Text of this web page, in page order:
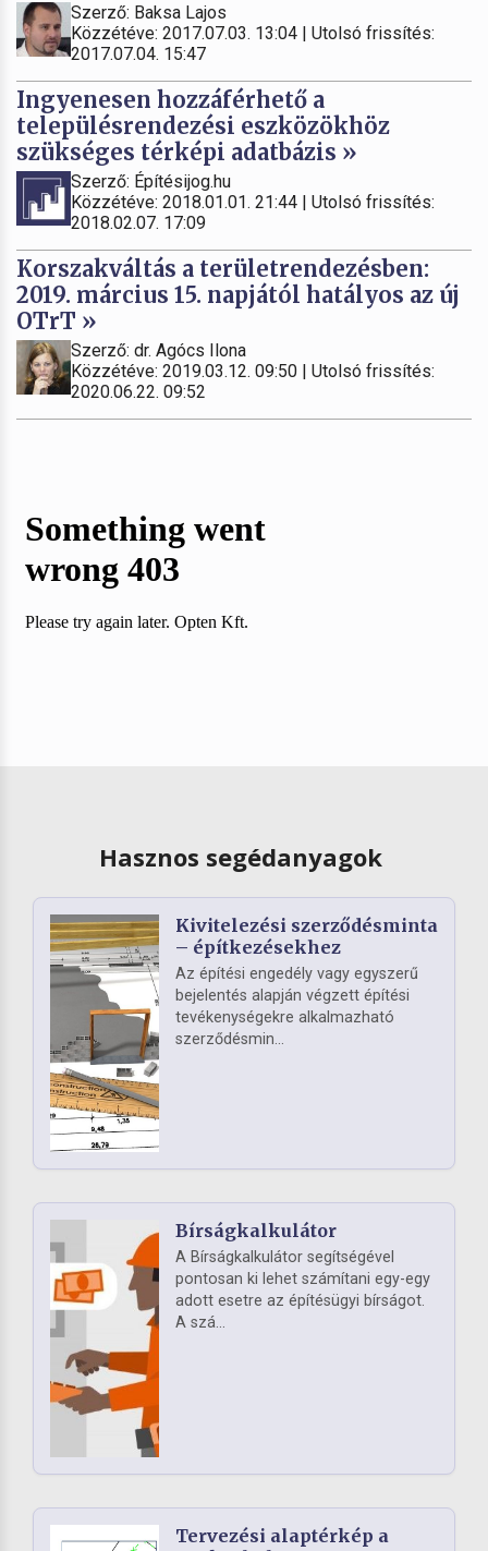
Szerző: Baksa Lajos
Közzétéve: 2017.07.03. 13:04 | Utolsó frissítés:
2017.07.04. 15:47
Ingyenesen hozzáférhető a
településrendezési eszközökhöz
szükséges térképi adatbázis »
Szerző: Építésijog.hu
Közzétéve: 2018.01.01. 21:44 | Utolsó frissítés:
2018.02.07. 17:09
Korszakváltás a területrendezésben:
2019. március 15. napjától hatályos az új
OTrT »
Szerző: dr. Agócs Ilona
Közzétéve: 2019.03.12. 09:50 | Utolsó frissítés:
2020.06.22. 09:52
Hasznos segédanyagok
Kivitelezési szerződésminta
– építkezésekhez
Az építési engedély vagy egyszerű
bejelentés alapján végzett építési
tevékenységekre alkalmazható
szerződésmin...
Bírságkalkulátor
A Bírságkalkulátor segítségével
pontosan ki lehet számítani egy-egy
adott esetre az építésügyi bírságot.
A szá...
Tervezési alaptérkép a